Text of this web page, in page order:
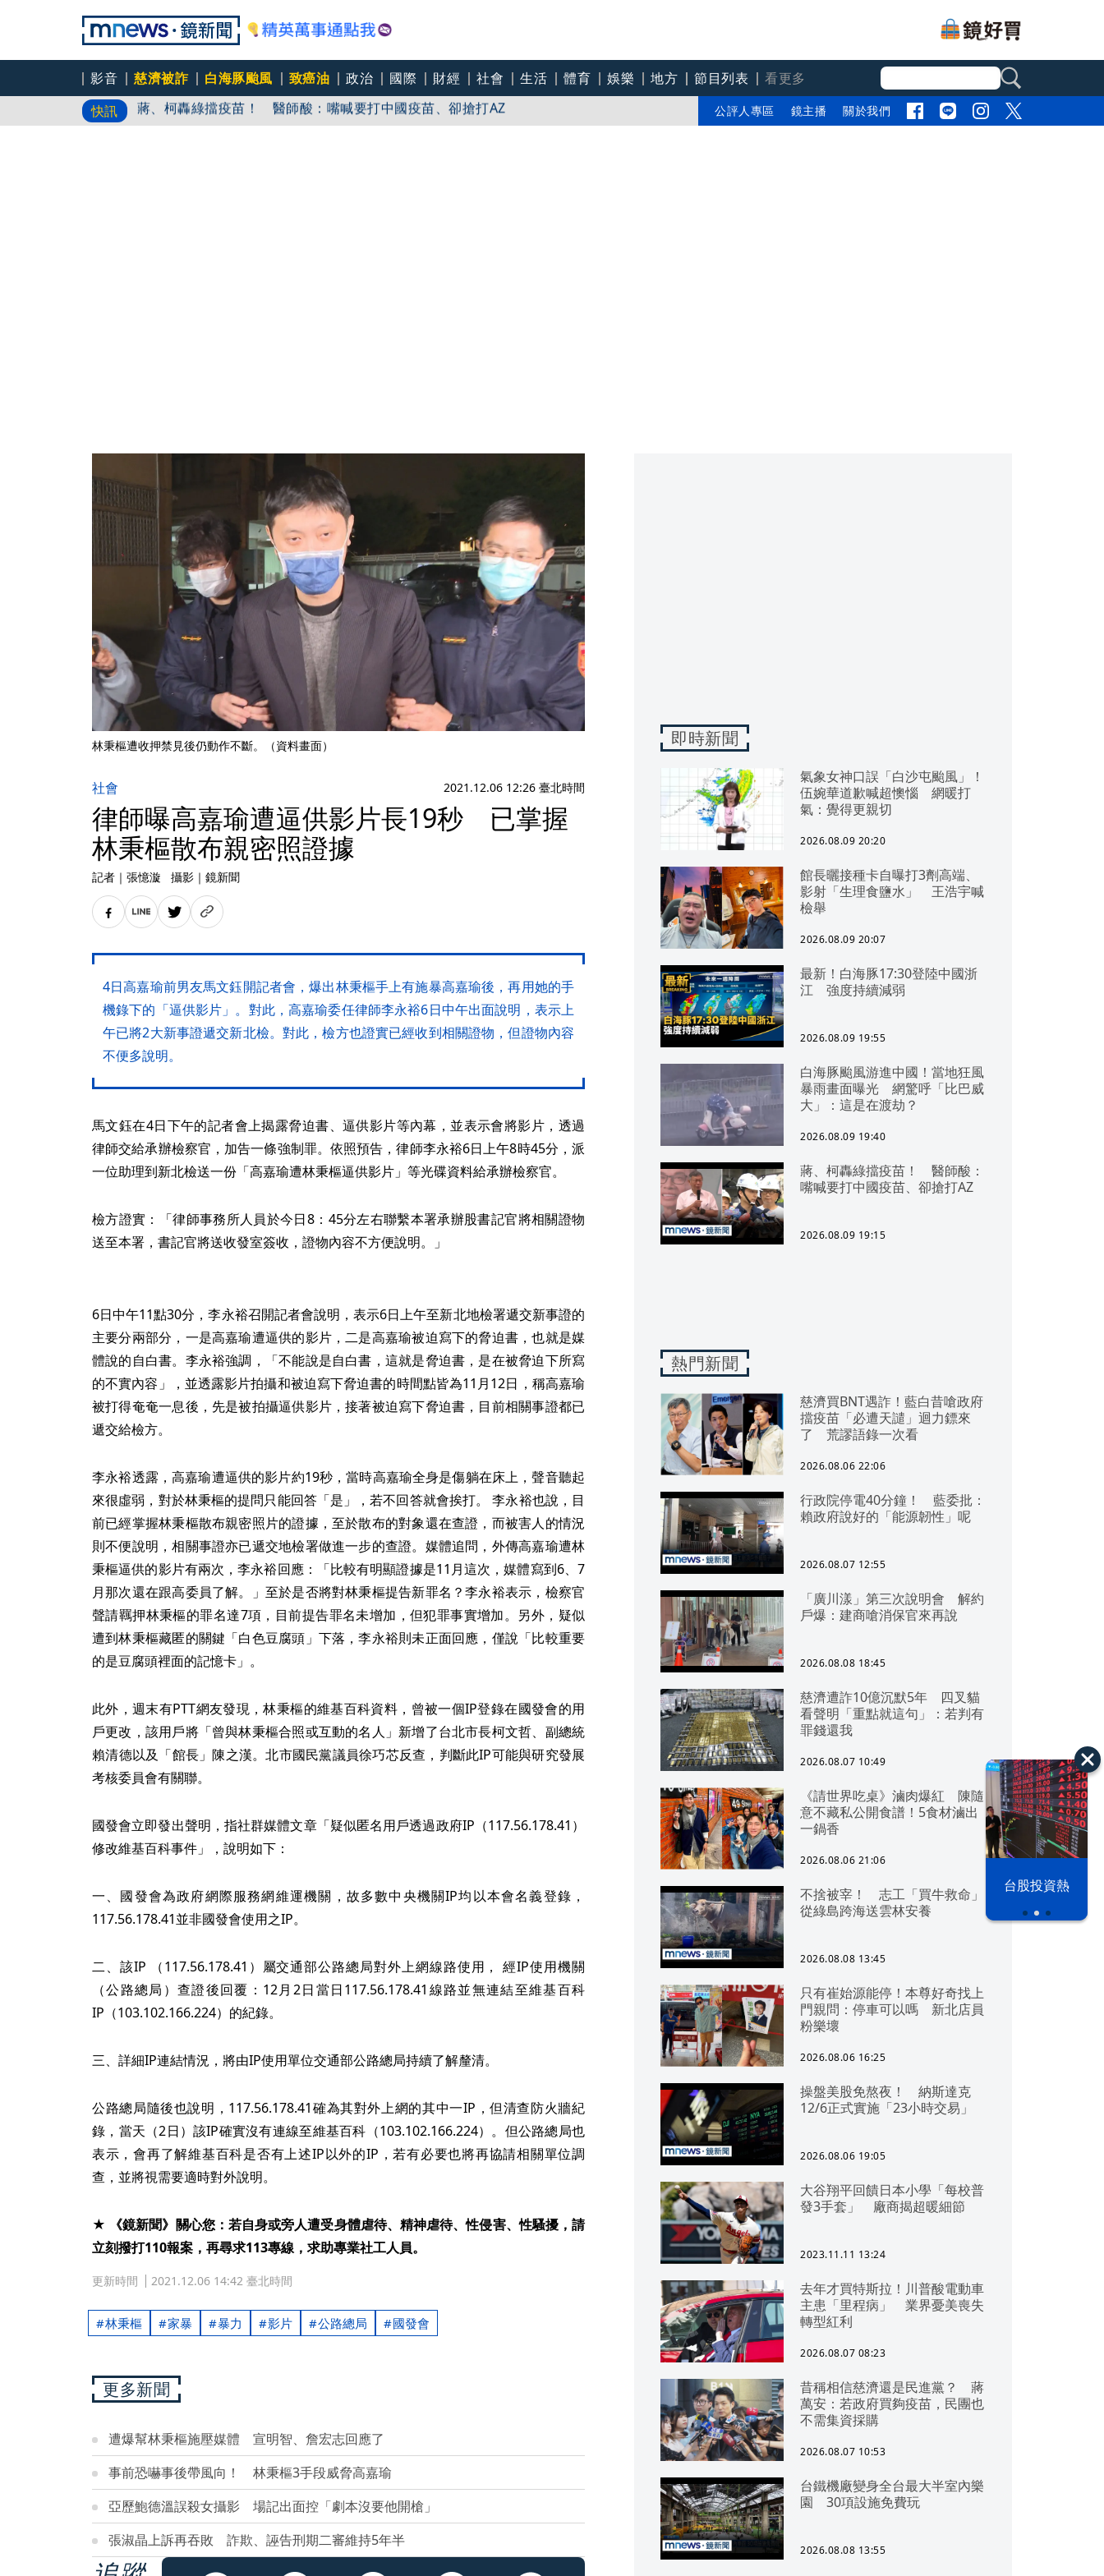
影音 慈濟被詐 白海豚颱風 致癌油 政治 國際 財經 社會 生活 體育 娛樂 地方 節目列表
看更多
快訊
蔣、柯轟綠擋疫苗！ 醫師酸：嘴喊要打中國疫苗、卻搶打AZ
伊朗最高領袖傳病危「恐隨時過世」 官媒舊片闢謠被抓包
公評人專區 鏡主播 關於我們
漢光42演習 台股投資熱
林秉樞遭收押禁見後仍動作不斷。（資料畫面）
社會 2021.12.06 12:26 臺北時間
律師曝高嘉瑜遭逼供影片長19秒 已掌握
林秉樞散布親密照證據
記者 ｜ 張憶漩 攝影 ｜ 鏡新聞
4日高嘉瑜前男友馬文鈺開記者會，爆出林秉樞手上有施暴高嘉瑜後，再用她的手
機錄下的「逼供影片」。對此，高嘉瑜委任律師李永裕6日中午出面說明，表示上
午已將2大新事證遞交新北檢。對此，檢方也證實已經收到相關證物，但證物內容
不便多說明。
馬文鈺在4日下午的記者會上揭露脅迫書、逼供影片等內幕，並表示會將影片，透過
律師交給承辦檢察官，加告一條強制罪。依照預告，律師李永裕6日上午8時45分，派
一位助理到新北檢送一份「高嘉瑜遭林秉樞逼供影片」等光碟資料給承辦檢察官。
檢方證實：「律師事務所人員於今日8：45分左右聯繫本署承辦股書記官將相關證物
送至本署，書記官將送收發室簽收，證物內容不方便說明。」
6日中午11點30分，李永裕召開記者會說明，表示6日上午至新北地檢署遞交新事證的
主要分兩部分，一是高嘉瑜遭逼供的影片，二是高嘉瑜被迫寫下的脅迫書，也就是媒
體說的自白書。李永裕強調，「不能說是自白書，這就是脅迫書，是在被脅迫下所寫
的不實內容」，並透露影片拍攝和被迫寫下脅迫書的時間點皆為11月12日，稱高嘉瑜
被打得奄奄一息後，先是被拍攝逼供影片，接著被迫寫下脅迫書，目前相關事證都已
遞交給檢方。
李永裕透露，高嘉瑜遭逼供的影片約19秒，當時高嘉瑜全身是傷躺在床上，聲音聽起
來很虛弱，對於林秉樞的提問只能回答「是」，若不回答就會挨打。 李永裕也說，目
前已經掌握林秉樞散布親密照片的證據，至於散布的對象還在查證，而被害人的情況
則不便說明，相關事證亦已遞交地檢署做進一步的查證。媒體追問，外傳高嘉瑜遭林
秉樞逼供的影片有兩次，李永裕回應：「比較有明顯證據是11月這次，媒體寫到6、7
月那次還在跟高委員了解。」至於是否將對林秉樞提告新罪名？李永裕表示，檢察官
聲請羈押林秉樞的罪名達7項，目前提告罪名未增加，但犯罪事實增加。另外，疑似
遭到林秉樞藏匿的關鍵「白色豆腐頭」下落，李永裕則未正面回應，僅說「比較重要
的是豆腐頭裡面的記憶卡」。
此外，週末有PTT網友發現，林秉樞的維基百科資料，曾被一個IP登錄在國發會的用
戶更改，該用戶將「曾與林秉樞合照或互動的名人」新增了台北市長柯文哲、副總統
賴清德以及「館長」陳之漢。北市國民黨議員徐巧芯反查，判斷此IP可能與研究發展
考核委員會有關聯。
國發會立即發出聲明，指社群媒體文章「疑似匿名用戶透過政府IP（117.56.178.41）
修改維基百科事件」，說明如下：
一、國發會為政府網際服務網維運機關，故多數中央機關IP均以本會名義登錄，
117.56.178.41並非國發會使用之IP。
二、該IP （117.56.178.41）屬交通部公路總局對外上網線路使用， 經IP使用機關
（公路總局）查證後回覆：12月2日當日117.56.178.41線路並無連結至維基百科
IP（103.102.166.224）的紀錄。
三、詳細IP連結情況，將由IP使用單位交通部公路總局持續了解釐清。
公路總局隨後也說明，117.56.178.41確為其對外上網的其中一IP，但清查防火牆紀
錄，當天（2日）該IP確實沒有連線至維基百科（103.102.166.224）。但公路總局也
表示，會再了解維基百科是否有上述IP以外的IP，若有必要也將再協請相關單位調
查，並將視需要適時對外說明。
★ 《鏡新聞》關心您：若自身或旁人遭受身體虐待、精神虐待、性侵害、性騷擾，請
立刻撥打110報案，再尋求113專線，求助專業社工人員。
更新時間 2021.12.06 14:42 臺北時間
林秉樞 家暴 暴力 影片 公路總局 國發會
更多新聞
遭爆幫林秉樞施壓媒體 宣明智、詹宏志回應了
事前恐嚇事後帶風向！ 林秉樞3手段威脅高嘉瑜
亞歷鮑德溫誤殺女攝影 場記出面控「劇本沒要他開槍」
張淑晶上訴再吞敗 詐欺、誣告刑期二審維持5年半
即時新聞
氣象女神口誤「白沙屯颱風」！
伍婉華道歉喊超懊惱 網暖打
氣：覺得更親切
2026.08.09 20:20
館長曬接種卡自曝打3劑高端、
影射「生理食鹽水」 王浩宇喊
檢舉
2026.08.09 20:07
最新！白海豚17:30登陸中國浙
江 強度持續減弱
2026.08.09 19:55
白海豚颱風游進中國！當地狂風
暴雨畫面曝光 網驚呼「比巴威
大」：這是在渡劫？
2026.08.09 19:40
蔣、柯轟綠擋疫苗！ 醫師酸：
嘴喊要打中國疫苗、卻搶打AZ
2026.08.09 19:15
熱門新聞
慈濟買BNT遇詐！藍白昔嗆政府
擋疫苗「必遭天譴」迴力鏢來
了 荒謬語錄一次看
2026.08.06 22:06
行政院停電40分鐘！ 藍委批：
賴政府說好的「能源韌性」呢
2026.08.07 12:55
「廣川漾」第三次說明會 解約
戶爆：建商嗆消保官來再說
2026.08.08 18:45
慈濟遭詐10億沉默5年 四叉貓
看聲明「重點就這句」：若判有
罪錢還我
2026.08.07 10:49
《請世界吃桌》滷肉爆紅 陳隨
意不藏私公開食譜！5食材滷出
一鍋香
2026.08.06 21:06
不捨被宰！ 志工「買牛救命」
從綠島跨海送雲林安養
2026.08.08 13:45
只有崔始源能停！本尊好奇找上
門親問：停車可以嗎 新北店員
粉樂壞
2026.08.06 16:25
操盤美股免熬夜！ 納斯達克
12/6正式實施「23小時交易」
2026.08.06 19:05
大谷翔平回饋日本小學「每校普
發3手套」 廠商揭超暖細節
2023.11.11 13:24
去年才買特斯拉！川普酸電動車
主患「里程病」 業界憂美喪失
轉型紅利
2026.08.07 08:23
昔稱相信慈濟還是民進黨？ 蔣
萬安：若政府買夠疫苗，民團也
不需集資採購
2026.08.07 10:53
台鐵機廠變身全台最大半室內樂
園 30項設施免費玩
2026.08.08 13:55